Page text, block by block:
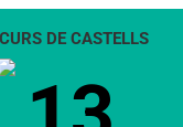
DE CASTELLS